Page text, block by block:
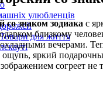
улюбленців
для життя
со знаком зодиака с
близкому
вечерами.
яркий
согреет не